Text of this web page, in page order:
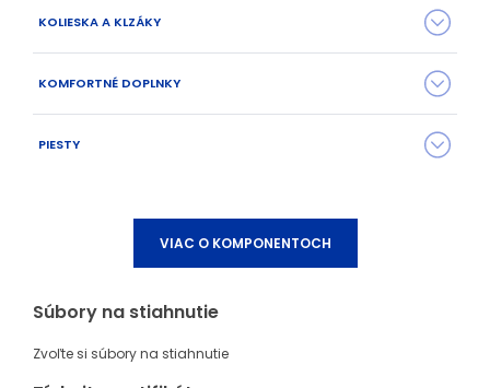
1BAS01 plochý nylonový
KOLIESKA A KLZÁKY
1KOL01 (Ø 50 mm) na
mäkký povrch
1KOL02 (Ø 50 mm) na tvrdý
povrch
KOMFORTNÉ DOPLNKY
PIESTY
VIAC O KOMPONENTOCH
Súbory na stiahnutie
Zvoľte si súbory na stiahnutie